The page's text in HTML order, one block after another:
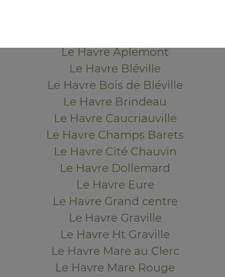
Le Havre Aplemont
Le Havre Bléville
Le Havre Bois de Bléville
Le Havre Brindeau
Le Havre Caucriauville
Le Havre Champs Barets
Le Havre Cité Chauvin
Le Havre Dollemard
Le Havre Eure
Le Havre Grand centre
Le Havre Graville
Le Havre Ht Graville
Le Havre Mare au Clerc
Le Havre Mare Rouge